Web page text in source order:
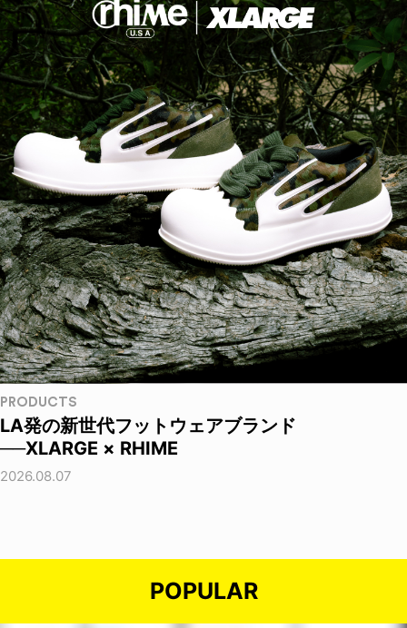
PRODUCTS
LA発の新世代フットウェアブランド
──XLARGE × RHIME
2026.08.07
POPULAR